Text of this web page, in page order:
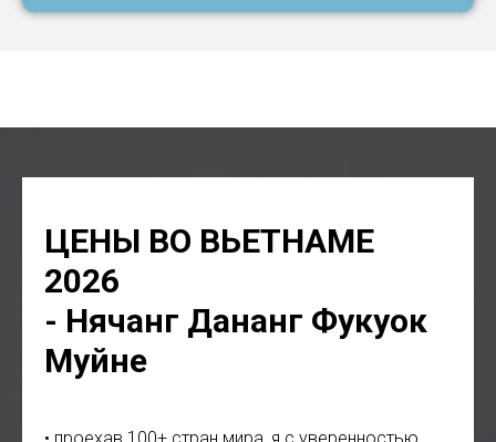
ЦЕНЫ ВО ВЬЕТНАМЕ
2026
- Нячанг Дананг Фукуок
Муйне